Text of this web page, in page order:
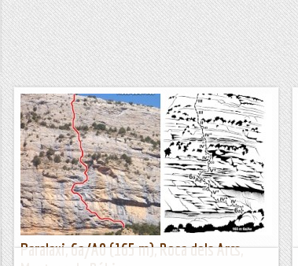
Paralaxi, 6a/A0 (165 m), Roca dels Arcs,